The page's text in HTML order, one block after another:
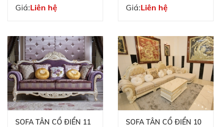
Giá:Liên hệ Giá:Liên hệ
SOFA TÂN CỔ ĐIỂN 11 SOFA TÂN CỔ ĐIỂN 10